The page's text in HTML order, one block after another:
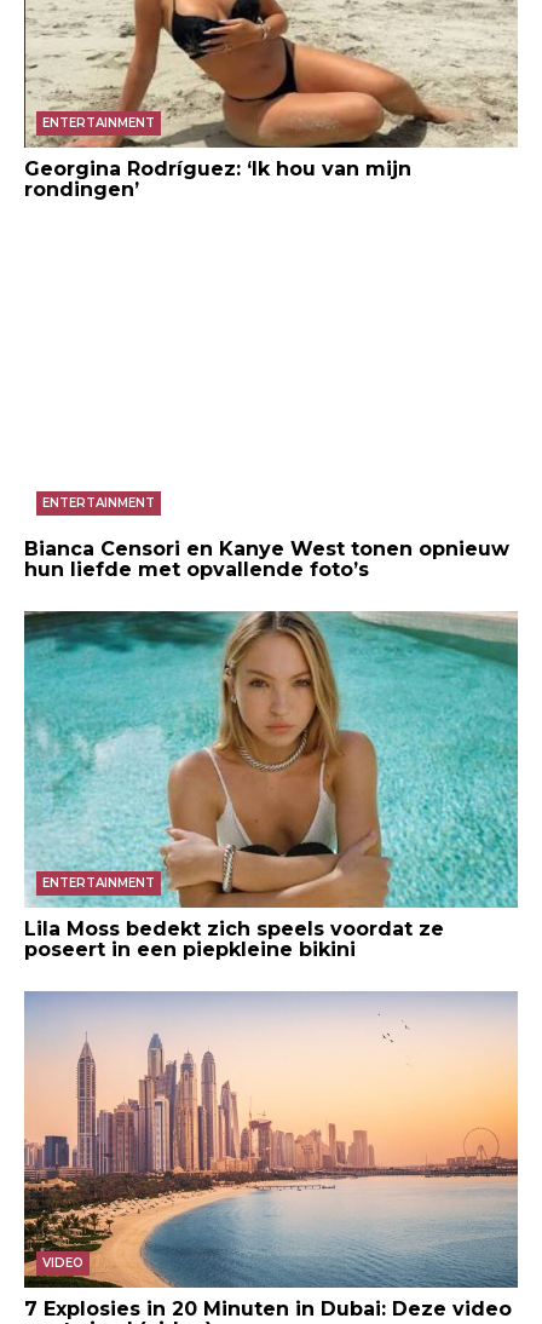
ENTERTAINMENT
Georgina Rodríguez: ‘Ik hou van mijn
rondingen’
ENTERTAINMENT
Bianca Censori en Kanye West tonen opnieuw
hun liefde met opvallende foto’s
ENTERTAINMENT
Lila Moss bedekt zich speels voordat ze
poseert in een piepkleine bikini
VIDEO
7 Explosies in 20 Minuten in Dubai: Deze video